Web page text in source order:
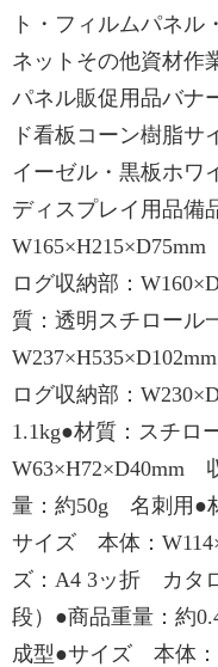
ト・フィルムパネ
ネットその他資材作
パネル販促用品バナ
ド看板コーン樹脂サ
イーゼル・黒板ホワ
ディスプレイ用品備
ログ収納部：
質：透明スチロール
ログ収納部：
1.1kg●材質：スチロ
W63×H72×D40mm
量：約50g 名刺用●
サイズ 本体：
ズ：A4 3ッ折 カタ
段）●商品重量：約
成型●サイズ 本体